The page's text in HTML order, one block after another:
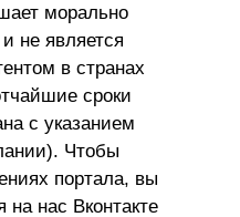
морально
не является
в странах
сроки
с указанием
Чтобы
портала, вы
на нас Вконтакте